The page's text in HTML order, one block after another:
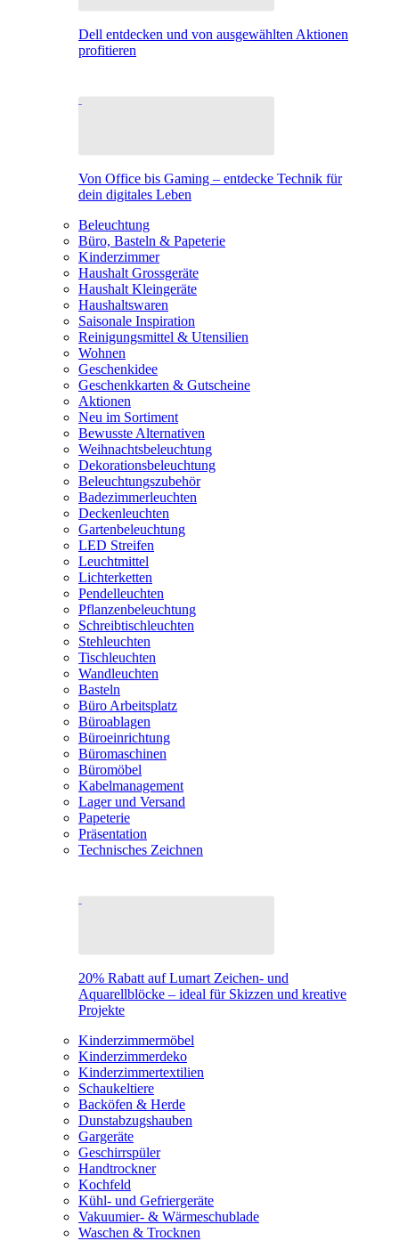
Dell entdecken und von ausgewählten Aktionen
profitieren
Von Office bis Gaming – entdecke Technik für
dein digitales Leben
Beleuchtung
Büro, Basteln & Papeterie
Kinderzimmer
Haushalt Grossgeräte
Haushalt Kleingeräte
Haushaltswaren
Saisonale Inspiration
Reinigungsmittel & Utensilien
Wohnen
Geschenkidee
Geschenkkarten & Gutscheine
Aktionen
Neu im Sortiment
Bewusste Alternativen
Weihnachtsbeleuchtung
Dekorationsbeleuchtung
Beleuchtungszubehör
Badezimmerleuchten
Deckenleuchten
Gartenbeleuchtung
LED Streifen
Leuchtmittel
Lichterketten
Pendelleuchten
Pflanzenbeleuchtung
Schreibtischleuchten
Stehleuchten
Tischleuchten
Wandleuchten
Basteln
Büro Arbeitsplatz
Büroablagen
Büroeinrichtung
Büromaschinen
Büromöbel
Kabelmanagement
Lager und Versand
Papeterie
Präsentation
Technisches Zeichnen
20% Rabatt auf Lumart Zeichen- und
Aquarellblöcke – ideal für Skizzen und kreative
Projekte
Kinderzimmermöbel
Kinderzimmerdeko
Kinderzimmertextilien
Schaukeltiere
Backöfen & Herde
Dunstabzugshauben
Gargeräte
Geschirrspüler
Handtrockner
Kochfeld
Kühl- und Gefriergeräte
Vakuumier- & Wärmeschublade
Waschen & Trocknen